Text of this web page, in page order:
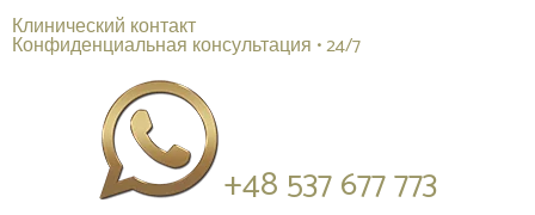
Клинический контакт
Конфиденциальная консультация • 24/7
+48 537 677 773